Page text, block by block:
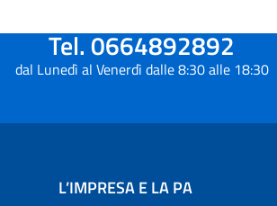
Tel. 0664892892
dal Lunedì al Venerdì dalle 8:30 alle 18:30
L’IMPRESA E LA PA